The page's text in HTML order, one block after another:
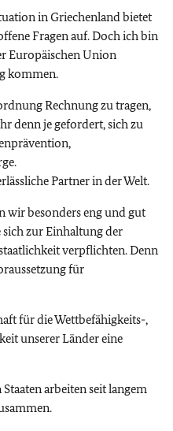
in Griechenland bietet
Fragen auf. Doch ich bin
Europäischen Union
kommen.
Rechnung zu tragen,
denn je gefordert, sich zu
Partner in der Welt.
wir besonders eng und gut
zur Einhaltung der
verpflichten. Denn
für
für die Wettbefähigkeits-,
unserer Länder eine
arbeiten seit langem